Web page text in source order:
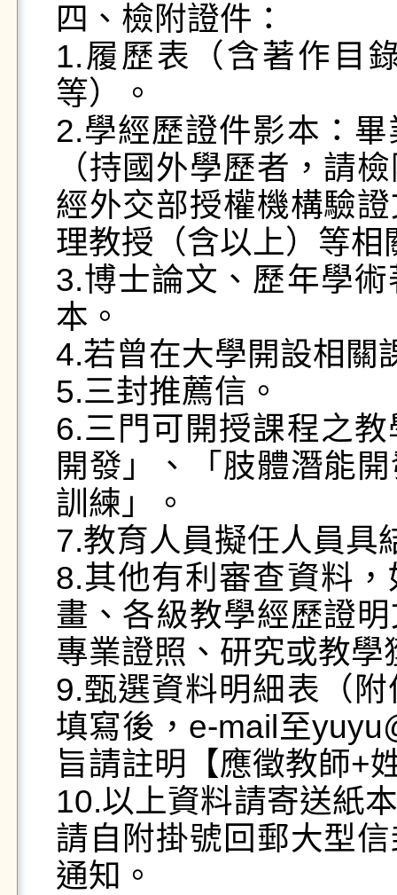
四、檢附證件：
1.履歷表（含著作目
等）。
2.學經歷證件影本：
（持國外學歷者，請
經外交部授權機構驗
理教授（含以上）等
3.博士論文、歷年學
本。
4.若曾在大學開設相關
5.三封推薦信。
6.三門可開授課程之
開發」、「肢體潛能
訓練」。
7.教育人員擬任人員具
8.其他有利審查資料
畫、各級教學經歷證
專業證照、研究或教學
9.甄選資料明細表（
填寫後，e-mail至
旨請註明【應徵教師+
10.以上資料請寄送紙
請自附掛號回郵大型
通知。